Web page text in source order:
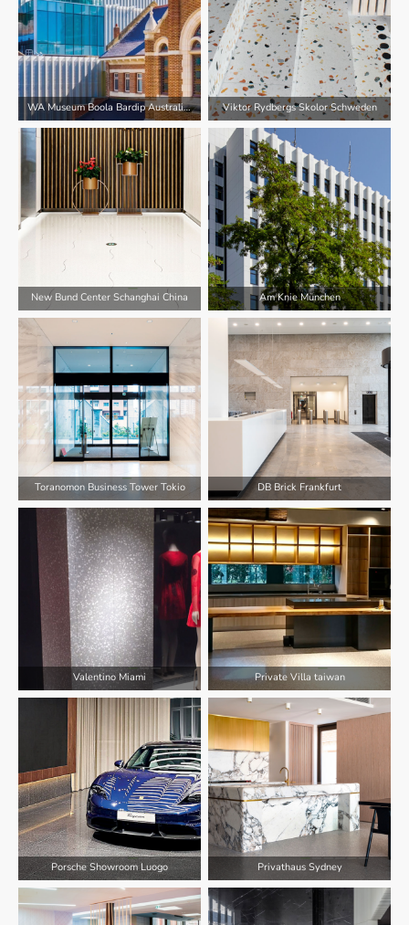
WA Museum Boola Bardip Australien Viktor Rydbergs Skolor Schweden
New Bund Center Schanghai China Am Knie München
Toranomon Business Tower Tokio DB Brick Frankfurt
Valentino Miami Private Villa taiwan
Porsche Showroom Luogo Privathaus Sydney